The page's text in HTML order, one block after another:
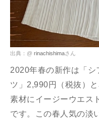
出典：@ rinachishimaさん
2020年春の新作は「シ
ツ」2,990円（税抜）
素材にイージーウエス
です。この春人気の淡